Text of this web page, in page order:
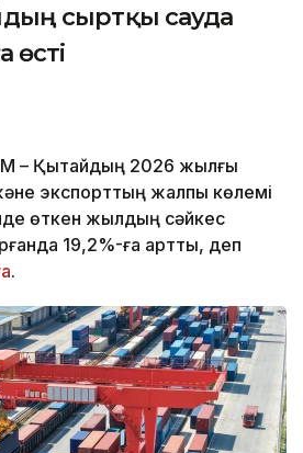
сыртқы сауда
өсті
– Қытайдың 2026 жылғы
экспорттың жалпы көлемі
өткен жылдың сәйкес
19,2%-ға артты, деп
.